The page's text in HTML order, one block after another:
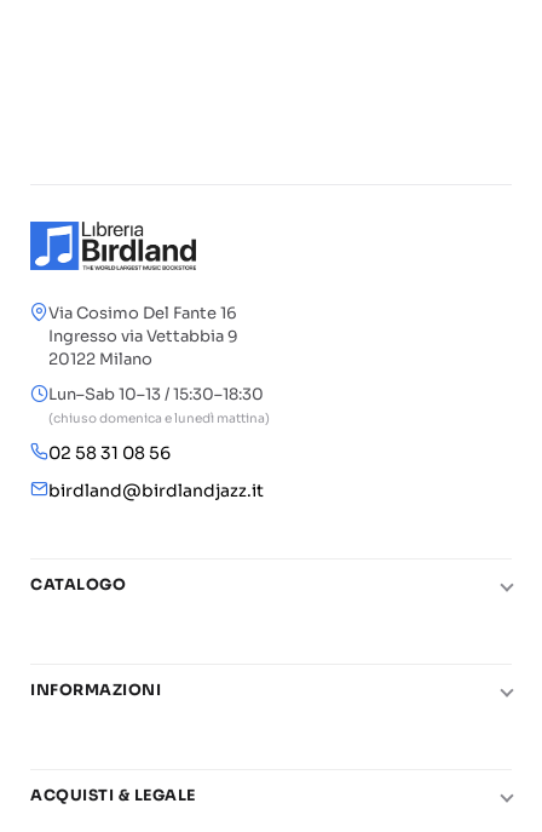
Via Cosimo Del Fante 16
Ingresso via Vettabbia 9
20122 Milano
Lun–Sab 10–13 / 15:30–18:30
(chiuso domenica e lunedì mattina)
02 58 31 08 56
birdland@birdlandjazz.it
CATALOGO
Chitarra
Basi play-along
INFORMAZIONI
Carta del Docente
ACQUISTI & LEGALE